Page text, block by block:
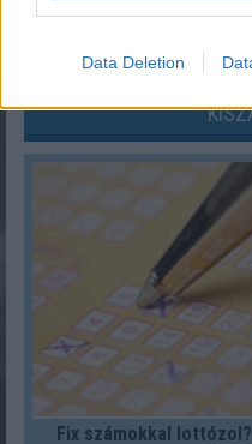
Data Deletion
Segítség!
Fix számokkal